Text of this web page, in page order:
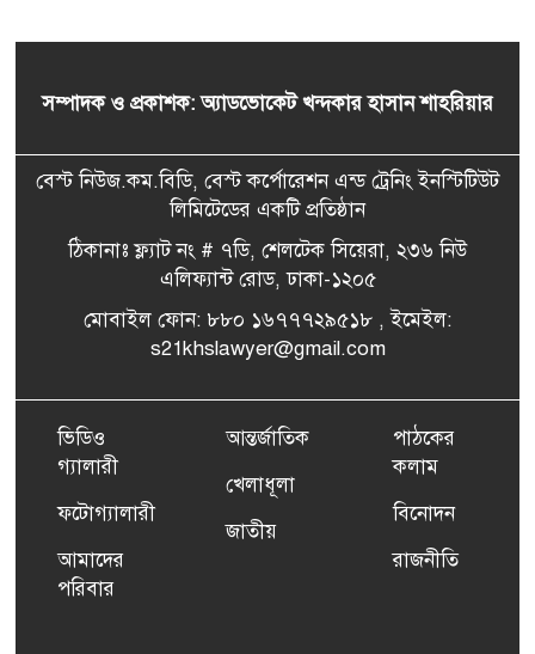
সম্পাদক ও প্রকাশক: অ্যাডভোকেট খন্দকার হাসান শাহরিয়ার
বেস্ট নিউজ.কম.বিডি, বেস্ট কর্পোরেশন এন্ড ট্রেনিং ইনস্টিটিউট
লিমিটেডের একটি প্রতিষ্ঠান
ঠিকানাঃ ফ্ল্যাট নং # ৭ডি, শেলটেক সিয়েরা, ২৩৬ নিউ
এলিফ্যান্ট রোড, ঢাকা-১২০৫
মোবাইল ফোন: ৮৮০ ১৬৭৭৭২৯৫১৮ , ইমেইল:
s21khslawyer@gmail.com
ভিডিও
গ্যালারী
ফটোগ্যালারী
আমাদের
পরিবার
আন্তর্জাতিক
খেলাধূলা
জাতীয়
পাঠকের
কলাম
বিনোদন
রাজনীতি